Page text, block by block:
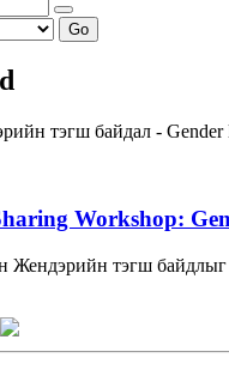
Go
тэгш байдал - Gender
Workshop:
Жендэрийн тэгш